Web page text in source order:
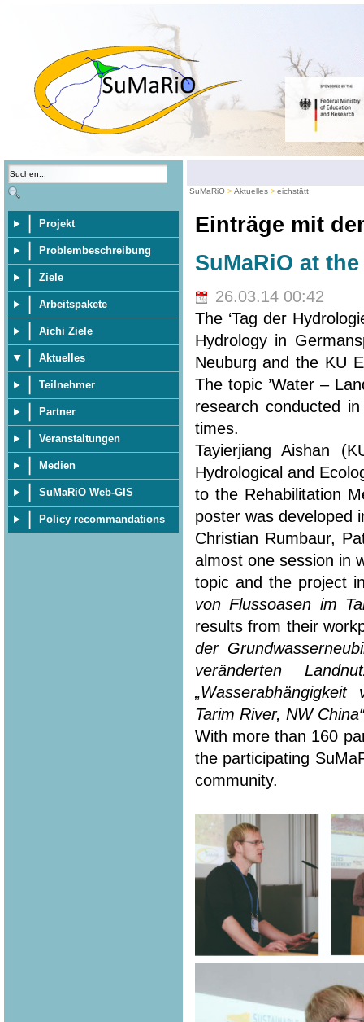
Projekt
Problembeschreibung
Ziele
Arbeitspakete
Aichi Ziele
Aktuelles
Teilnehmer
Partner
Veranstaltungen
Medien
SuMaRiO Web-GIS
Policy recommandations
SuMaRiO Aktuelles eichstätt
Einträge mit
SuMaRiO at
26.03.14 00:42
The ‘Tag der
Hydrology in
Neuburg and the KU
The topic ’Water –
research conducted
times.
Tayierjiang Aishan
Hydrological and
to the Rehabilitation
poster was developed
Christian Rumbaur,
almost one session in
topic and the project
von Flussoasen im
results from their
der
veränderten
Tarim River, NW China“
With more than 160
the participating
community.